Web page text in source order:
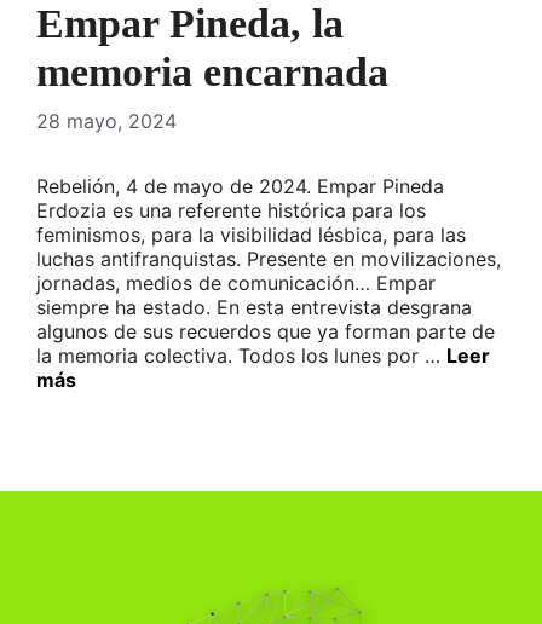
Empar Pineda, la
memoria encarnada
28 mayo, 2024
Rebelión, 4 de mayo de 2024. Empar Pineda
Erdozia es una referente histórica para los
feminismos, para la visibilidad lésbica, para las
luchas antifranquistas. Presente en movilizaciones,
jornadas, medios de comunicación… Empar
siempre ha estado. En esta entrevista desgrana
algunos de sus recuerdos que ya forman parte de
la memoria colectiva. Todos los lunes por … Leer
más